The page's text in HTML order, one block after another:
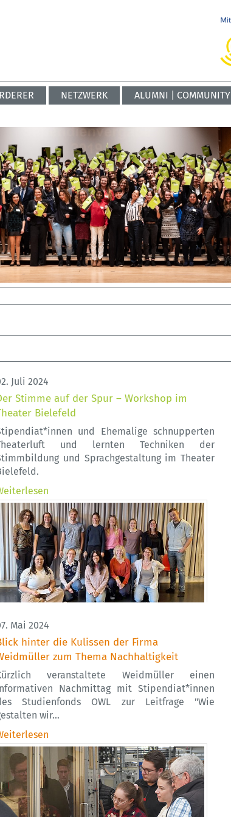
NETZWERK ALUMNI | COMMUNITY
Juli 2024
Stimme auf der Spur – Workshop im
Bielefeld
und Ehemalige schnupperten
und lernten Techniken der
und Sprachgestaltung im Theater
Mai 2024
hinter die Kulissen der Firma
zum Thema Nachhaltigkeit
veranstaltete Weidmüller einen
Nachmittag mit Stipendiat*innen
Studienfonds OWL zur Leitfrage "Wie
wir…